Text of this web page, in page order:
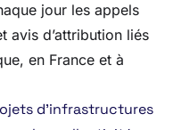
jour les appels
avis d’attribution liés
en France et à
d’infrastructures